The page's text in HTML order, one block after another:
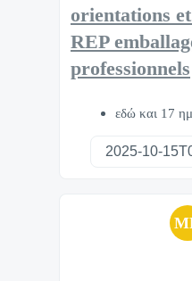
orientations
REP
professionnels
εδώ και 17